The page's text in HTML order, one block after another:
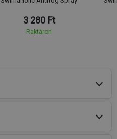
3 280 Ft
Raktáron